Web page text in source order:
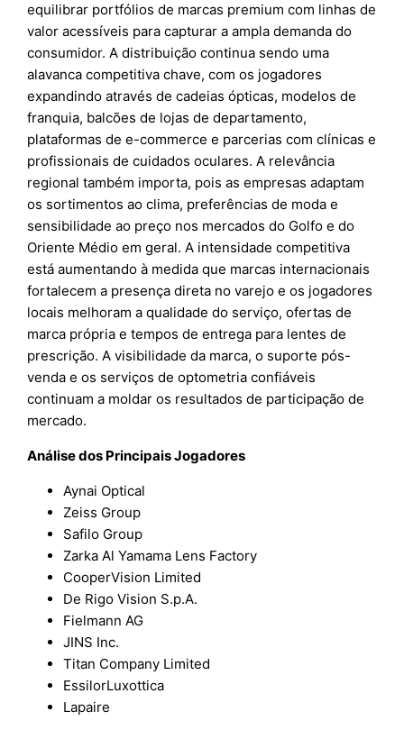
equilibrar portfólios de marcas premium com linhas de
valor acessíveis para capturar a ampla demanda do
consumidor. A distribuição continua sendo uma
alavanca competitiva chave, com os jogadores
expandindo através de cadeias ópticas, modelos de
franquia, balcões de lojas de departamento,
plataformas de e-commerce e parcerias com clínicas e
profissionais de cuidados oculares. A relevância
regional também importa, pois as empresas adaptam
os sortimentos ao clima, preferências de moda e
sensibilidade ao preço nos mercados do Golfo e do
Oriente Médio em geral. A intensidade competitiva
está aumentando à medida que marcas internacionais
fortalecem a presença direta no varejo e os jogadores
locais melhoram a qualidade do serviço, ofertas de
marca própria e tempos de entrega para lentes de
prescrição. A visibilidade da marca, o suporte pós-
venda e os serviços de optometria confiáveis
continuam a moldar os resultados de participação de
mercado.
Análise dos Principais Jogadores
Aynai Optical
Zeiss Group
Safilo Group
Zarka Al Yamama Lens Factory
CooperVision Limited
De Rigo Vision S.p.A.
Fielmann AG
JINS Inc.
Titan Company Limited
EssilorLuxottica
Lapaire